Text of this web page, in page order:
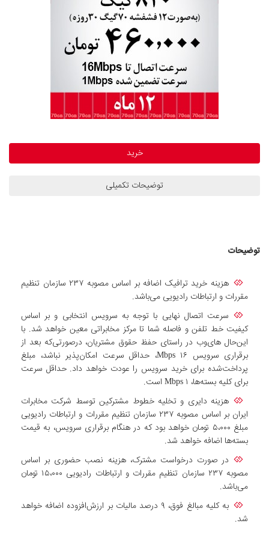
خرید
توضیحات تکمیلی
توضیحات
هزینه خرید ترافیک اضافه بر اساس مصوبه ۲۳۷ سازمان تنظیم
مقررات و ارتباطات رادیویی می‌باشد.
سرعت اتصال نهایی با توجه به سرویس انتخابی و بر اساس
کیفیت خط تلفن و فاصله شما تا مرکز مخابراتی معین خواهد شد. با
این‌حال های‌وب در راستای حفظ حقوق مشتریان، درصورتی‌که بعد از
برقراری سرویس ۱۶ Mbps، حداقل سرعت امکان‌پذیر نباشد، مبلغ
پرداخت‌شده برای خرید سرویس را عودت خواهد داد. حداقل سرعت
برای کلیه بسته‌ها، ۱ Mbps است.
هزینه دایری و تخلیه خطوط مشترکین توسط شرکت مخابرات
ایران بر اساس مصوبه ۲۳۷ سازمان تنظیم مقررات و ارتباطات رادیویی
مبلغ ۵،۰۰۰ تومان خواهد بود که در هنگام برقراری سرویس، به قیمت
بسته‌ها اضافه خواهد شد.
در صورت درخواست مشترک، هزینه نصب حضوری بر اساس
مصوبه ۲۳۷ سازمان تنظیم مقررات و ارتباطات رادیویی ۱۵،۰۰۰ تومان
می‌باشد.
به کلیه مبالغ فوق، ۹ درصد مالیات بر ارزش‌افزوده اضافه خواهد
شد.